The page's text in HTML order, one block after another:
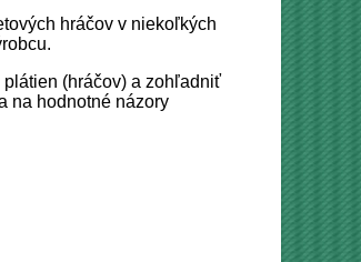
hráčov v niekoľkých
(hráčov) a zohľadniť
na hodnotné názory